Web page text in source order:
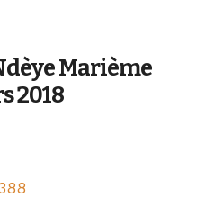
Marième
2018